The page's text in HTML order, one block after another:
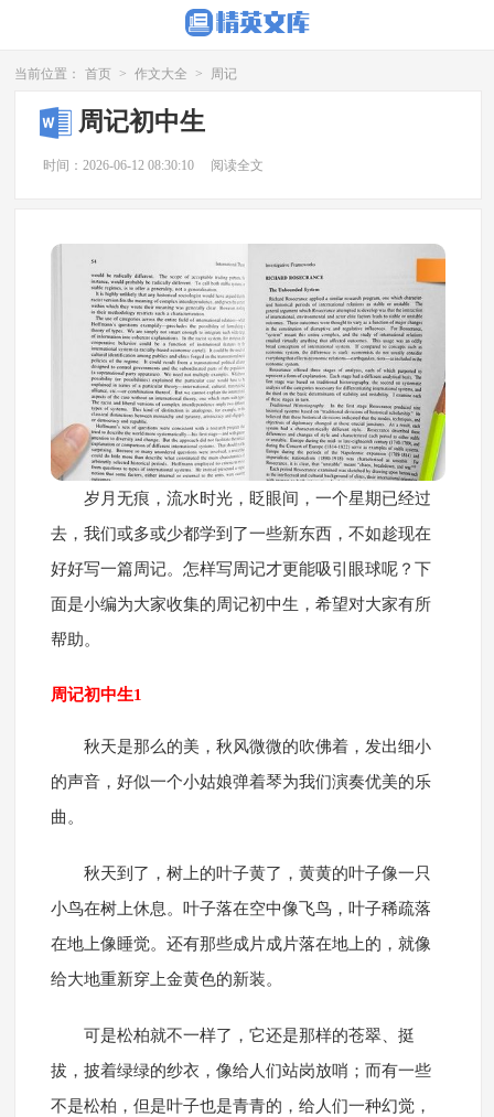
当前位置： 首页 > 作文大全 > 周记
周记初中生
时间：2026-06-12 08:30:10 阅读全文
岁月无痕，流水时光，眨眼间，一个星期已经过
去，我们或多或少都学到了一些新东西，不如趁现在
好好写一篇周记。怎样写周记才更能吸引眼球呢？下
面是小编为大家收集的周记初中生，希望对大家有所
帮助。
周记初中生1
秋天是那么的美，秋风微微的吹佛着，发出细小
的声音，好似一个小姑娘弹着琴为我们演奏优美的乐
曲。
秋天到了，树上的叶子黄了，黄黄的叶子像一只
小鸟在树上休息。叶子落在空中像飞鸟，叶子稀疏落
在地上像睡觉。还有那些成片成片落在地上的，就像
给大地重新穿上金黄色的新装。
可是松柏就不一样了，它还是那样的苍翠、挺
拔，披着绿绿的纱衣，像给人们站岗放哨；而有一些
不是松柏，但是叶子也是青青的，给人们一种幻觉，